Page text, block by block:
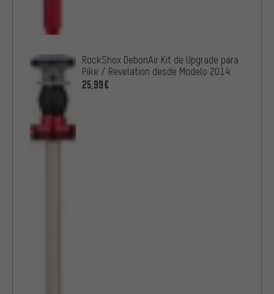
RockShox DebonAir Kit de Upgrade para
Pike / Revelation desde Modelo 2014
25,99€